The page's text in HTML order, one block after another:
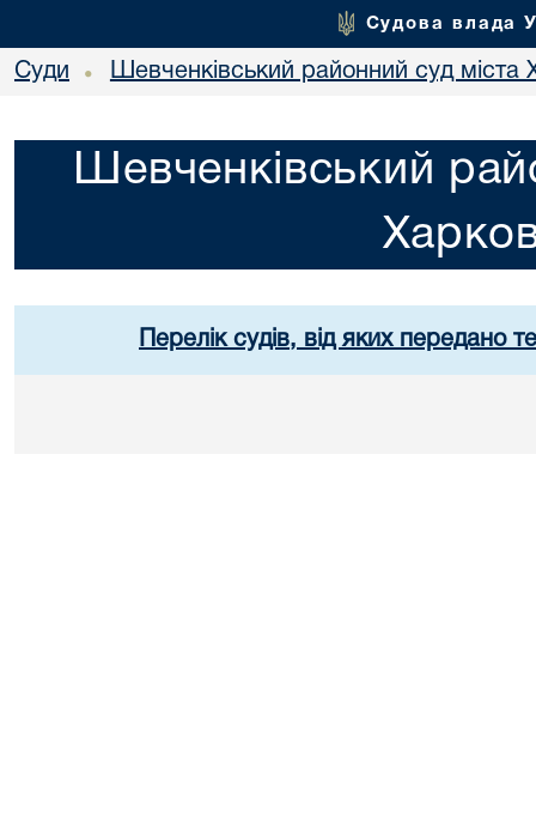
Судова влада
Суди • Шевченківський районний суд міста
Шевченківський
Перелік судів, від яких передано